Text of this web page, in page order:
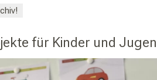
für Kinder und